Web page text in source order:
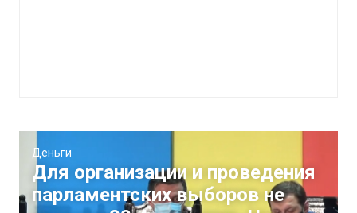
Деньги
Для организации и проведения
парламентских выборов не